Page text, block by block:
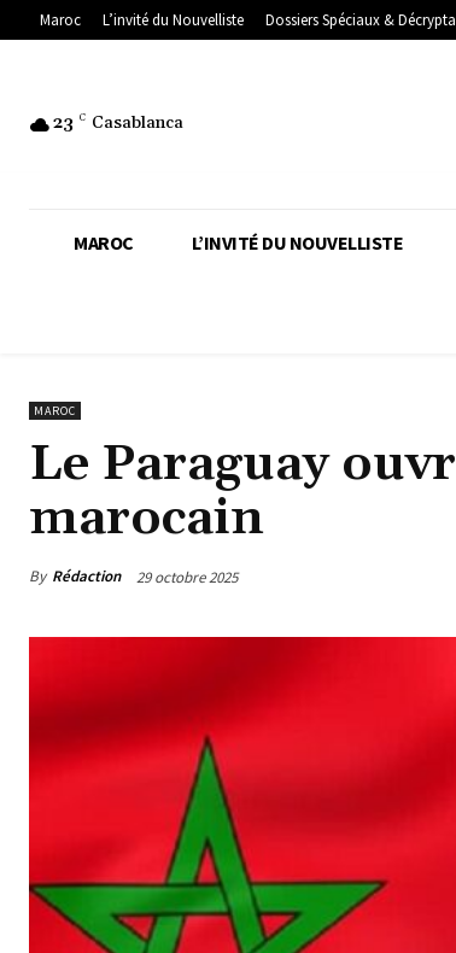
Maroc L’invité du Nouvelliste Dossiers Spéciaux &
23 C Casablanca
MAROC L’INVITÉ DU NOUVELLISTE
MAROC
Le Paraguay
marocain
By Rédaction 29 octobre 2025